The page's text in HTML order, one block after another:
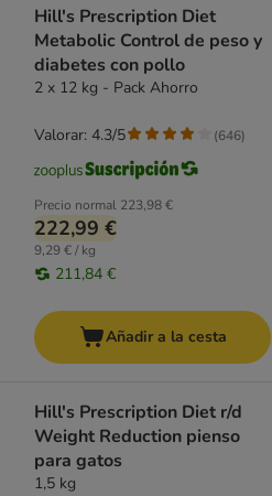
Hill's Prescription Diet
Metabolic Control de peso y
diabetes con pollo
2 x 12 kg - Pack Ahorro
Precio normal 223,98 €
222,99 €
9,29 € / kg
211,84 €
Valorar: 4.3/5 (646)
Añadir a la cesta
Hill's Prescription Diet r/d
Weight Reduction pienso
para gatos
1,5 kg